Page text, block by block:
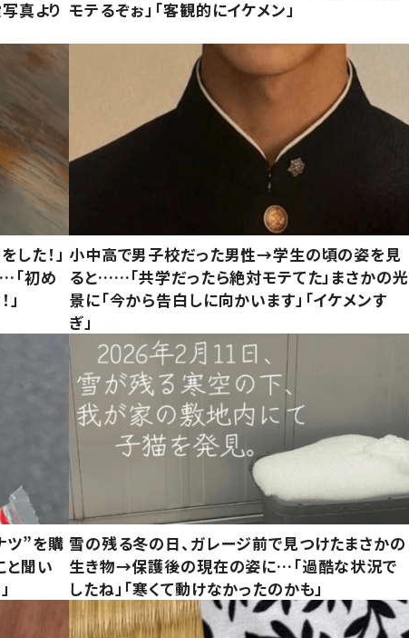
写真より モテるぞぉ」「客観的にイケメン」
た！」
「初め
小中高で男子校だった男性→学生の頃の姿を見
ると……「共学だったら絶対モテてた」まさかの光
景に「今から告白しに向かいます」「イケメンす
ぎ」
ツ”を購
と聞い
雪の残る冬の日、ガレージ前で見つけたまさかの
生き物→保護後の現在の姿に…「過酷な状況で
したね」「寒くて動けなかったのかも」